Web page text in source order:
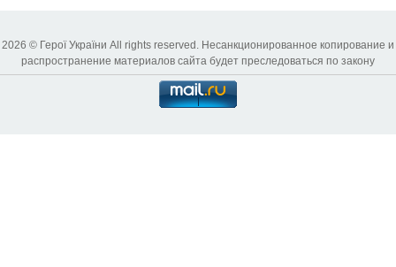
2026 © Герої України All rights reserved. Несанкционированное копирование и
распространение материалов сайта будет преследоваться по закону